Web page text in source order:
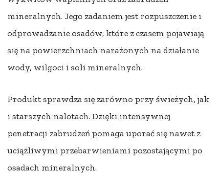
mineralnych. Jego zadaniem jest rozpuszczenie i
odprowadzanie osadów, które z czasem pojawiają
się na powierzchniach narażonych na działanie
wody, wilgoci i soli mineralnych.
Produkt sprawdza się zarówno przy świeżych, jak
i starszych nalotach. Dzięki intensywnej
penetracji zabrudzeń pomaga uporać się nawet z
uciążliwymi przebarwieniami pozostającymi po
osadach mineralnych.